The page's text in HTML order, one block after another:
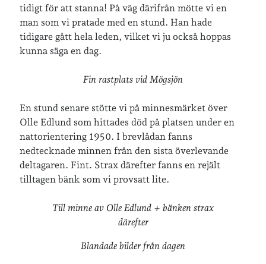
tidigt för att stanna! På väg därifrån mötte vi en
man som vi pratade med en stund. Han hade
tidigare gått hela leden, vilket vi ju också hoppas
kunna säga en dag.
Fin rastplats vid Mögsjön
En stund senare stötte vi på minnesmärket över
Olle Edlund som hittades död på platsen under en
nattorientering 1950. I brevlådan fanns
nedtecknade minnen från den sista överlevande
deltagaren. Fint. Strax därefter fanns en rejält
tilltagen bänk som vi provsatt lite.
Till minne av Olle Edlund + bänken strax
därefter
Blandade bilder från dagen